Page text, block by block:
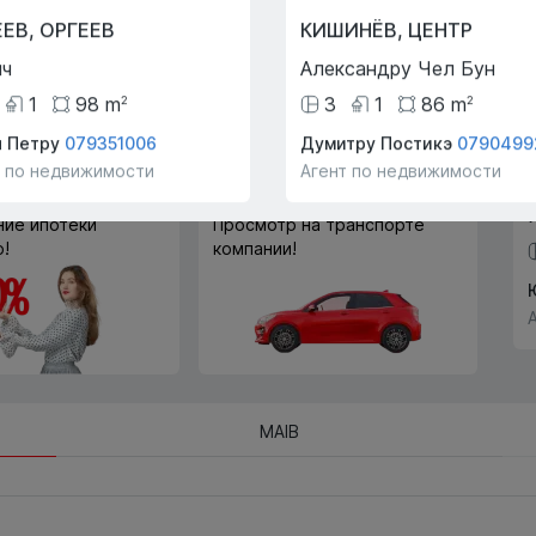
Trade-In
купить эту квартиру в обмен
ипотеки
Просмотр на транспорте
компании!
MAIB
, ОРГЕЕВ
1 98 m2
Петру 079351006
по недвижимости
КИШИНЁВ, ЦЕНТР
Александру Чел Бун
3
1 86 m2
Думитру Постикэ
Агент по недвижимости